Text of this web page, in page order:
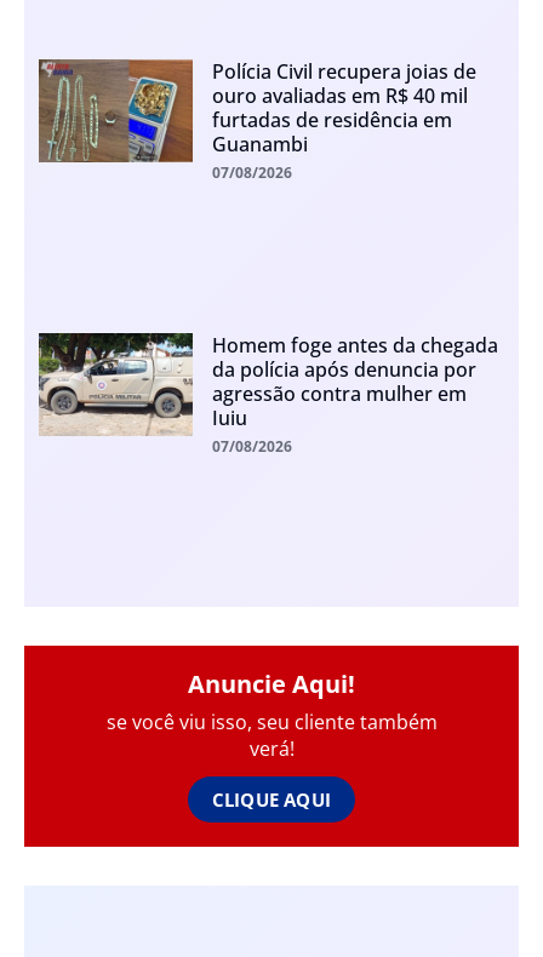
Polícia Civil recupera joias de
ouro avaliadas em R$ 40 mil
furtadas de residência em
Guanambi
07/08/2026
Homem foge antes da chegada
da polícia após denuncia por
agressão contra mulher em
Iuiu
07/08/2026
Anuncie Aqui!
se você viu isso, seu cliente também
verá!
CLIQUE AQUI